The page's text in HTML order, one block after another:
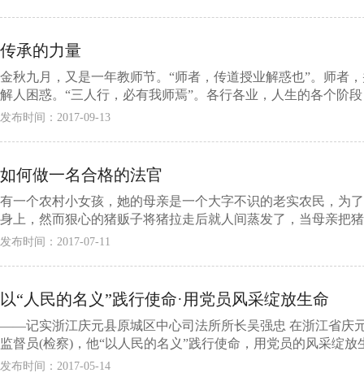
传承的力量
金秋九月，又是一年教师节。“师者，传道授业解惑也”。师者
解人困惑。“三人行，必有我师焉”。各行各业，人生的各个阶
发布时间：2017-09-13
如何做一名合格的法官
有一个农村小女孩，她的母亲是一个大字不识的老实农民，为
身上，然而狠心的猪贩子将猪拉走后就人间蒸发了，当母亲把
发布时间：2017-07-11
以“人民的名义”践行使命·用党员风采绽放生命
——记实浙江庆元县原城区中心司法所所长吴强忠 在浙江省庆
监督员(检察)，他“以人民的名义”践行使命，用党员的风采绽放
发布时间：2017-05-14